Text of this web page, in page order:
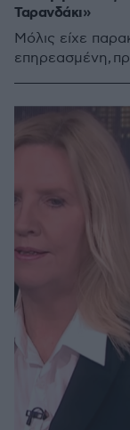
Ταρανδάκι»
Μόλις είχε
επηρεασμένη,